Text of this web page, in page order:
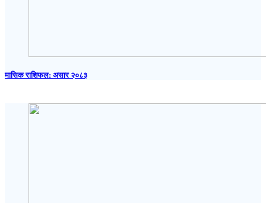
मासिक राशिफल: असार २०८३